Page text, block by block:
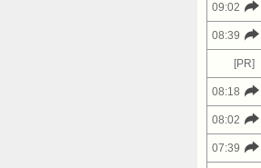
09:02
08:39
[PR]
08:18
08:02
07:39